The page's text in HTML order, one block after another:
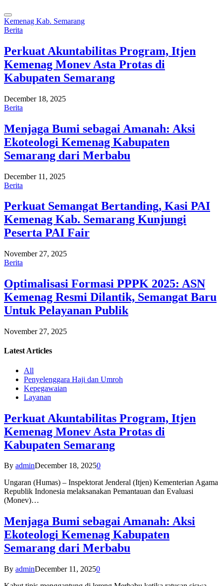
Kemenag Kab. Semarang
Berita
Perkuat Akuntabilitas Program, Itjen
Kemenag Monev Asta Protas di
Kabupaten Semarang
December 18, 2025
Berita
Menjaga Bumi sebagai Amanah: Aksi
Ekoteologi Kemenag Kabupaten
Semarang dari Merbabu
December 11, 2025
Berita
Perkuat Semangat Bertanding, Kasi PAI
Kemenag Kab. Semarang Kunjungi
Peserta PAI Fair
November 27, 2025
Berita
Optimalisasi Formasi PPPK 2025: ASN
Kemenag Resmi Dilantik, Semangat Baru
Untuk Pelayanan Publik
November 27, 2025
Latest Articles
All
Penyelenggara Haji dan Umroh
Kepegawaian
Layanan
Perkuat Akuntabilitas Program, Itjen
Kemenag Monev Asta Protas di
Kabupaten Semarang
By adminDecember 18, 20250
Ungaran (Humas) – Inspektorat Jenderal (Itjen) Kementerian Agama
Republik Indonesia melaksanakan Pemantauan dan Evaluasi
(Monev)…
Menjaga Bumi sebagai Amanah: Aksi
Ekoteologi Kemenag Kabupaten
Semarang dari Merbabu
By adminDecember 11, 20250